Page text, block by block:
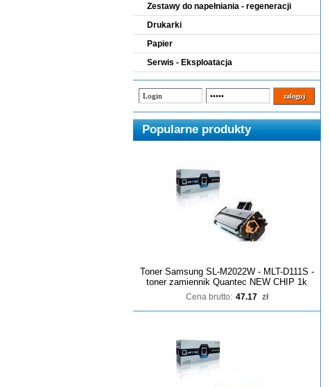
Zestawy do napełniania - regeneracji
Drukarki
Papier
Serwis - Eksploatacja
Popularne produkty
Toner Samsung SL-M2022W - MLT-D111S -
toner zamiennik Quantec NEW CHIP 1k
Cena brutto: 47.17 zł